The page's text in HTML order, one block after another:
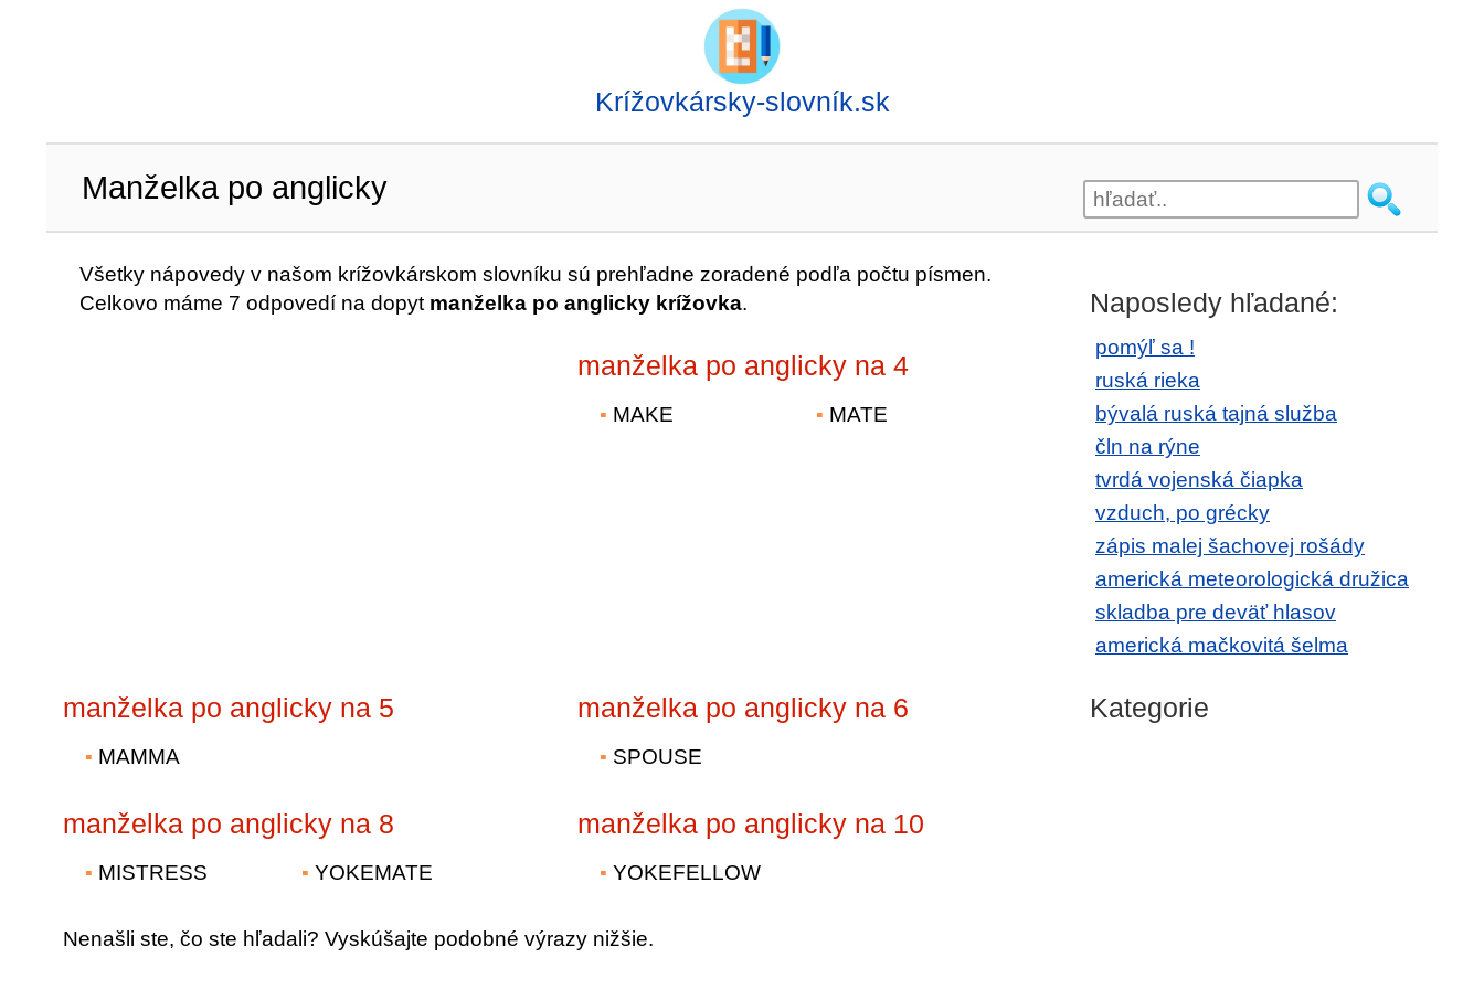
Krížovkársky-slovník.sk
Manželka po anglicky
Všetky nápovedy v našom krížovkárskom slovníku sú prehľadne zoradené podľa počtu písmen.
Celkovo máme 7 odpovedí na dopyt manželka po anglicky krížovka.
manželka po anglicky na 4
MAKE MATE
manželka po anglicky na 5
MAMMA
manželka po anglicky na 6
SPOUSE
manželka po anglicky na 8
MISTRESS YOKEMATE
manželka po anglicky na 10
YOKEFELLOW
Nenašli ste, čo ste hľadali? Vyskúšajte podobné výrazy nižšie.
Naposledy hľadané:
pomýľ sa !
ruská rieka
bývalá ruská tajná služba
čln na rýne
tvrdá vojenská čiapka
vzduch, po grécky
zápis malej šachovej rošády
americká meteorologická družica
skladba pre deväť hlasov
americká mačkovitá šelma
Kategorie